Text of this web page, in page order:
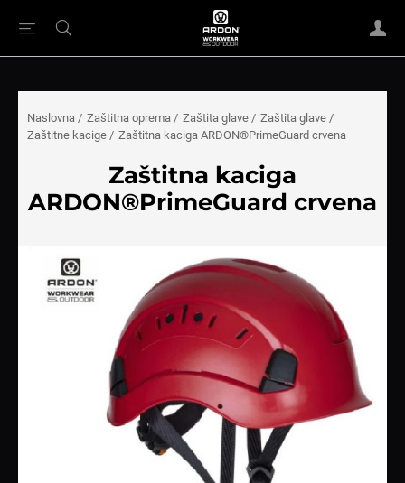
Naslovna / Zaštitna oprema / Zaštita glave / Zaštita glave /
Zaštitne kacige / Zaštitna kaciga ARDON®PrimeGuard crvena
Zaštitna kaciga
ARDON®PrimeGuard crvena